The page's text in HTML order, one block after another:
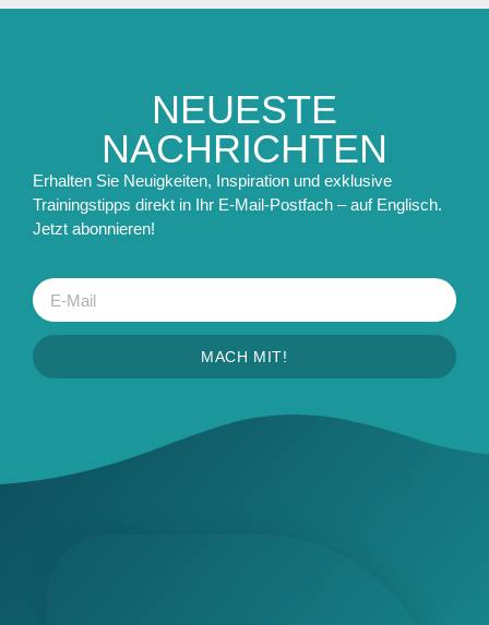
NEUESTE
NACHRICHTEN
Erhalten Sie Neuigkeiten, Inspiration und exklusive
Trainingstipps direkt in Ihr E-Mail-Postfach – auf Englisch.
Jetzt abonnieren!
MACH MIT!